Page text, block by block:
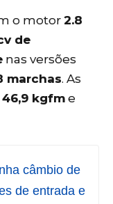
o motor 2.8
de
nas versões
marchas. As
46,9 kgfm e
câmbio de
de entrada e